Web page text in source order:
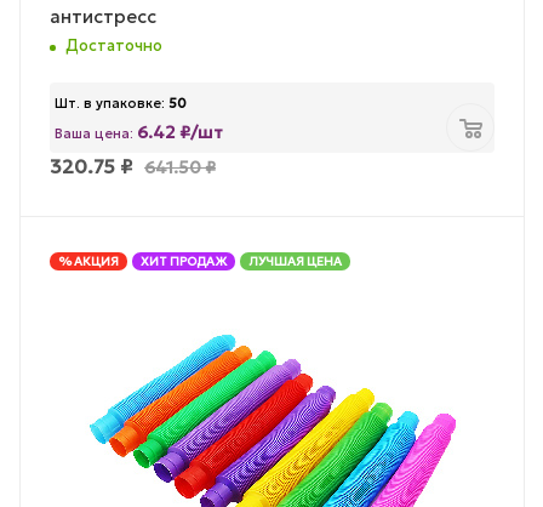
антистресс
Достаточно
Шт. в упаковке: 50
Ваша цена: 6.42 ₽/шт
320.75 ₽ 641.50₽
% АКЦИЯ ХИТ ПРОДАЖ ЛУЧШАЯ ЦЕНА